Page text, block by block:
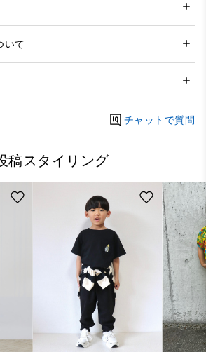
いて
チャットで質問
稿スタイリング